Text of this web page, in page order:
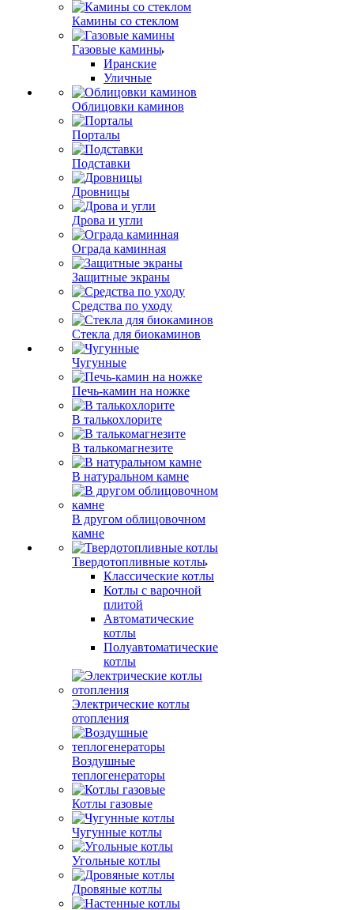
Камины со стеклом
Газовые камины
Иранские
Уличные
Облицовки каминов
Порталы
Подставки
Дровницы
Дрова и угли
Ограда каминная
Защитные экраны
Средства по уходу
Стекла для биокаминов
Чугунные
Печь-камин на ножке
В талькохлорите
В талькомагнезите
В натуральном камне
В другом облицовочном
камне
Твердотопливные котлы
Классические котлы
Котлы с варочной
плитой
Автоматические
котлы
Полуавтоматические
котлы
Электрические котлы
отопления
Воздушные
теплогенераторы
Котлы газовые
Чугунные котлы
Угольные котлы
Дровяные котлы